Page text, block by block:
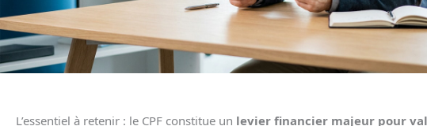
L’essentiel à retenir : le CPF constitue un levier financier majeur pour